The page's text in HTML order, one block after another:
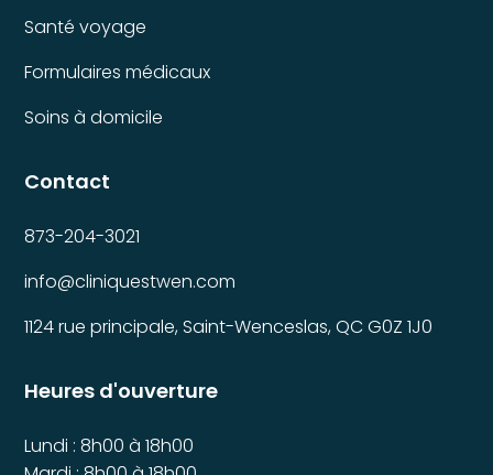
Santé voyage
Formulaires médicaux
Soins à domicile
Contact
873-204-3021
info@cliniquestwen.com
1124 rue principale, Saint-Wenceslas, QC G0Z 1J0
Heures d'ouverture
Lundi : 8h00 à 18h00